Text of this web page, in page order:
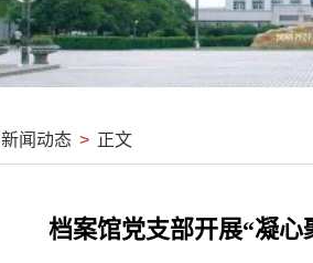
新闻动态 > 正文
档案馆党支部开展“凝